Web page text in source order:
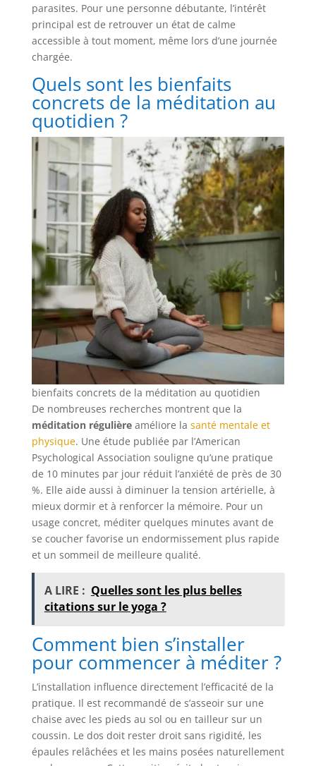
parasites. Pour une personne débutante, l’intérêt
principal est de retrouver un état de calme
accessible à tout moment, même lors d’une journée
chargée.
Quels sont les bienfaits
concrets de la méditation au
quotidien ?
bienfaits concrets de la méditation au quotidien
De nombreuses recherches montrent que la
méditation régulièreaméliore la santé mentale et
physique. Une étude publiée par l’American
Psychological Association souligne qu’une pratique
de 10 minutes par jour réduit l’anxiété de près de 30
%. Elle aide aussi à diminuer la tension artérielle, à
mieux dormir et à renforcer la mémoire. Pour un
usage concret, méditer quelques minutes avant de
se coucher favorise un endormissement plus rapide
et un sommeil de meilleure qualité.
A LIRE : Quelles sont les plus belles
citations sur le yoga ?
Comment bien s’installer
pour commencer à méditer ?
L’installation influence directement l’efficacité de la
pratique. Il est recommandé de s’asseoir sur une
chaise avec les pieds au sol ou en tailleur sur un
coussin. Le dos doit rester droit sans rigidité, les
épaules relâchées et les mains posées naturellement